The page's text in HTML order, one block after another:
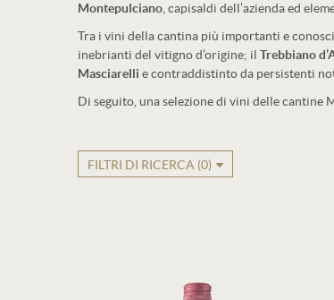
Montepulciano , capisaldi dell’azienda ed
Tra i vini della cantina più importanti e
inebrianti del vitigno d’origine; il Trebbiano
Masciarelli e contraddistinto da persistenti
Di seguito, una selezione di vini delle cantine
FILTRI DI RICERCA (0)